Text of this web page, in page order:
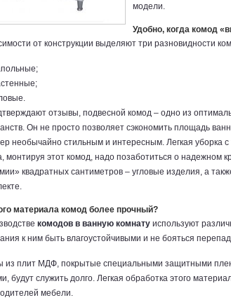
модели.
Удобно, когда комод
от конструкции выделяют три разновидности
отзывы, подвесной комод – одно из
Он не просто позволяет сэкономить площадь
необычайно стильным и интересным. Легкая уборка
монтируя этот комод, надо позаботиться о надежном
квадратных сантиметров – угловые изделия, а
материала комод более прочный?
комодов в ванную комнату используют
к ним быть влагоустойчивыми и не бояться
из плит МДФ, покрытые специальными защитными
будут служить долго. Легкая обработка этого
мебели.